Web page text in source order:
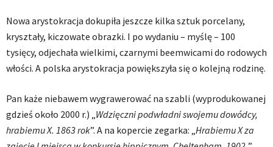
Nowa arystokracja dokupiła jeszcze kilka sztuk porcelany,
kryształy, kiczowate obrazki. I po wydaniu – myślę – 100
tysięcy, odjechała wielkimi, czarnymi beemwicami do rodowych
włości. A polska arystokracja powiększyła się o kolejną rodzinę.
Pan każe niebawem wygrawerować na szabli (wyprodukowanej
gdzieś około 2000 r.) „Wdzięczni podwładni swojemu dowódcy,
hrabiemu X. 1863 rok”. A na kopercie zegarka: „Hrabiemu X za